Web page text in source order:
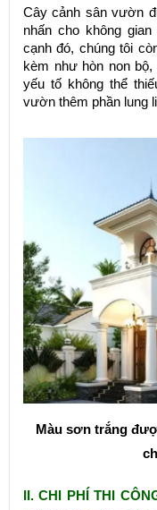
Cây cảnh sân vườn
nhấn cho không
cạnh đó, chúng tôi
kèm như hòn non
yếu tố không thể
vườn thêm phần lung
Màu sơn trắng
II. CHI PHÍ THI